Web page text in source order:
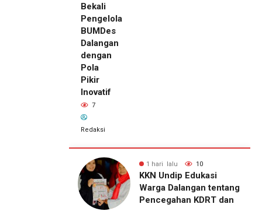
Bekali
Pengelola
BUMDes
Dalangan
dengan
Pola
Pikir
Inovatif
7
Redaksi
1 hari lalu 7
KKN Undip Bekali
Pengelola BUMDes
Dalangan dengan Pola
1 hari lalu
Pemilik
Royal
Phone